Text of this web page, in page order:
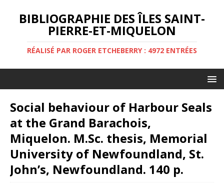
BIBLIOGRAPHIE DES ÎLES SAINT-
PIERRE-ET-MIQUELON
RÉALISÉ PAR ROGER ETCHEBERRY : 4972 ENTRÉES
Social behaviour of Harbour Seals
at the Grand Barachois,
Miquelon. M.Sc. thesis, Memorial
University of Newfoundland, St.
John’s, Newfoundland. 140 p.